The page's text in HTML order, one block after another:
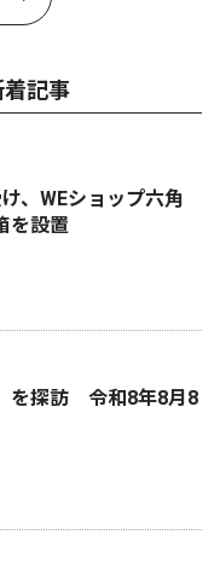
記事
、WEショップ六角
を設置
を探訪 令和8年8月8